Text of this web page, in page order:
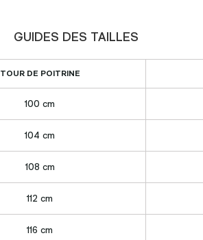
GUIDES DES TAILLES
TOUR DE POITRINE
100 cm
104 cm
108 cm
112 cm
116 cm